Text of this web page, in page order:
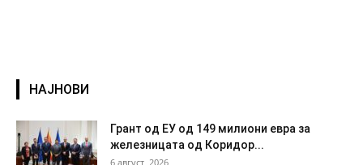
НАЈНОВИ
Грант од ЕУ од 149 милиони евра за
железницата од Коридор...
6 август, 2026